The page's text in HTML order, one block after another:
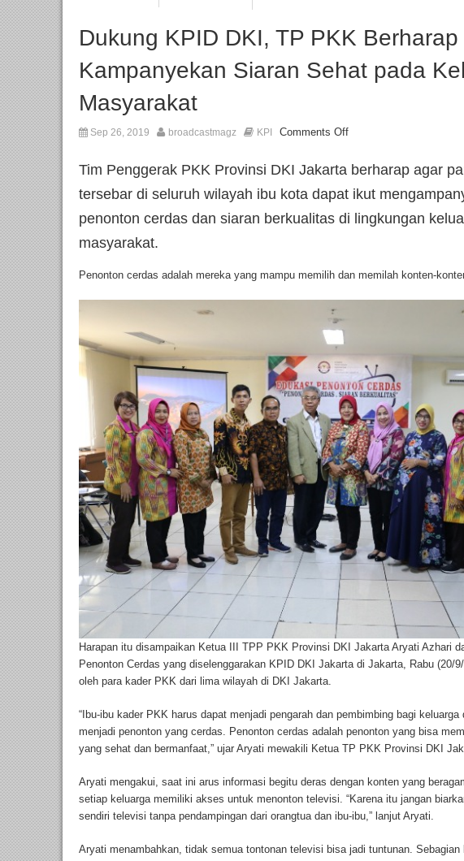
Dukung KPID DKI, TP PKK
Kampanyekan Siaran Sehat pada
Masyarakat
Sep 26, 2019 broadcastmagz KPI Comments Off
Tim Penggerak PKK Provinsi DKI Jakarta berharap agar
tersebar di seluruh wilayah ibu kota dapat ikut
penonton cerdas dan siaran berkualitas di lingkungan
masyarakat.
Penonton cerdas adalah mereka yang mampu memilih dan memilah konten-
Harapan itu disampaikan Ketua III TPP PKK Provinsi DKI Jakarta Aryati Azhari
Penonton Cerdas yang diselenggarakan KPID DKI Jakarta di Jakarta, Rabu (20/
oleh para kader PKK dari lima wilayah di DKI Jakarta.
“Ibu-ibu kader PKK harus dapat menjadi pengarah dan pembimbing bagi
menjadi penonton yang cerdas. Penonton cerdas adalah penonton yang bisa
yang sehat dan bermanfaat,” ujar Aryati mewakili Ketua TP PKK Provinsi DKI
Aryati mengakui, saat ini arus informasi begitu deras dengan konten yang
setiap keluarga memiliki akses untuk menonton televisi. “Karena itu jangan
sendiri televisi tanpa pendampingan dari orangtua dan ibu-ibu,” lanjut Aryati.
Aryati menambahkan, tidak semua tontonan televisi bisa jadi tuntunan. Sebagian